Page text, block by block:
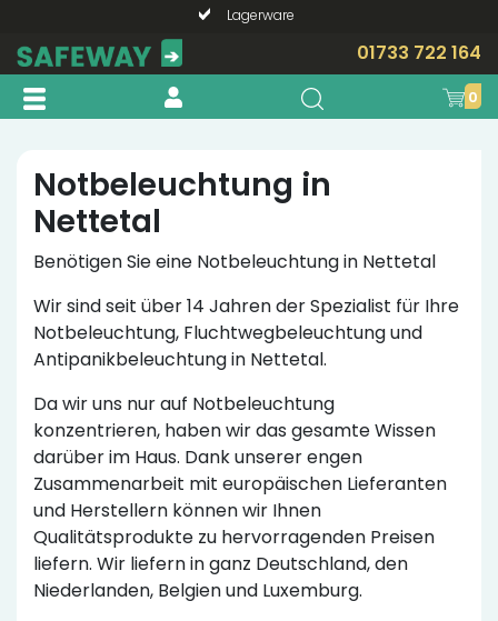
Lagerware
Telefonische Beratung? 01733 722 164
0
Notbeleuchtung in
Nettetal
Benötigen Sie eine Notbeleuchtung in Nettetal
Wir sind seit über 14 Jahren der Spezialist für Ihre
Notbeleuchtung, Fluchtwegbeleuchtung und
Antipanikbeleuchtung in Nettetal.
Da wir uns nur auf Notbeleuchtung
konzentrieren, haben wir das gesamte Wissen
darüber im Haus. Dank unserer engen
Zusammenarbeit mit europäischen Lieferanten
und Herstellern können wir Ihnen
Qualitätsprodukte zu hervorragenden Preisen
liefern. Wir liefern in ganz Deutschland, den
Niederlanden, Belgien und Luxemburg.